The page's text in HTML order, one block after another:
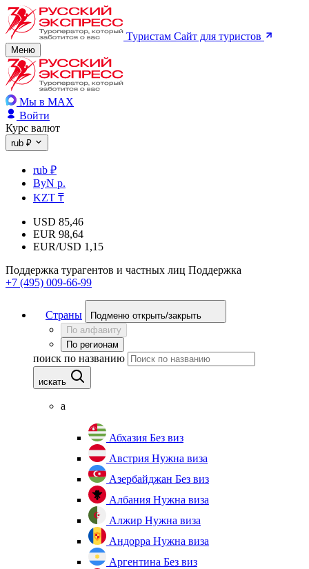
Туристам Сайт для туристов
Меню
Мы в MAX
Войти
Курс валют
rub ₽
rub ₽
ByN р.
KZT ₸
USD 85,46
EUR 98,64
EUR/USD 1,15
Поддержка турагентов и частных лиц Поддержка
+7 (495) 009-66-99
Страны
Подменю открыть/закрыть
По алфавиту
По регионам
поиск по названию
искать
а
Абхазия Без виз
Австрия Нужна виза
Азербайджан Без виз
Албания Нужна виза
Алжир Нужна виза
Андорра Нужна виза
Аргентина Без виз